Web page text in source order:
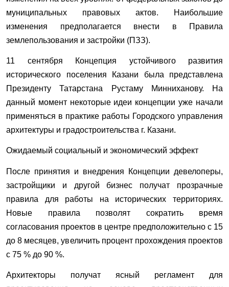
муниципальных правовых актов. Наибольшие
изменения предполагается внести в Правила
землепользования и застройки (ПЗЗ).
11 сентября Концепция устойчивого развития
исторического поселения Казани была представлена
Президенту Татарстана Рустаму Минниханову. На
данный момент некоторые идеи концепции уже начали
применяться в практике работы Городского управления
архитектуры и градостроительства г. Казани.
Ожидаемый социальный и экономический эффект
После принятия и внедрения Концепции девелоперы,
застройщики и другой бизнес получат прозрачные
правила для работы на исторических территориях.
Новые правила позволят сократить время
согласования проектов в центре предположительно с 15
до 8 месяцев, увеличить процент прохождения проектов
с 75 % до 90 %.
Архитекторы получат ясный регламент для